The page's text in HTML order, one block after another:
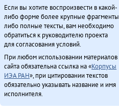
Если вы хотите воспроизвести в какой-
либо форме более крупные фрагменты
либо полные тексты, вам необходимо
обратиться к руководителю проекта
для согласования условий.
При любом использовании материалов
сайта обязательна ссылка на «Корпусы
ИЭА РАН», при цитировании текстов
обязательно указывать название и имя
исполнителя.